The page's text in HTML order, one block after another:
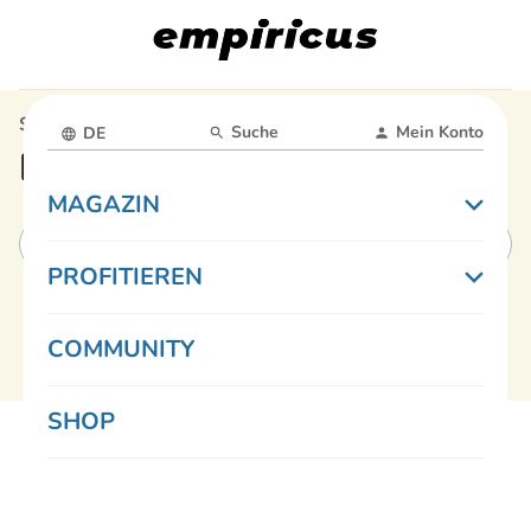
DE Suche Mein Konto
MAGAZIN
PROFITIEREN
COMMUNITY
SHOP
Startseite Profitieren Genuss
Profitierangebot Genuss